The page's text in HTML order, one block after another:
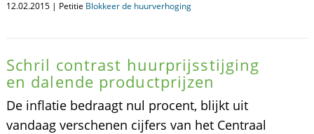
12.02.2015 | Petitie Blokkeer de huurverhoging
Schril contrast huurprijsstijging
en dalende productprijzen
De inflatie bedraagt nul procent, blijkt uit
vandaag verschenen cijfers van het Centraal